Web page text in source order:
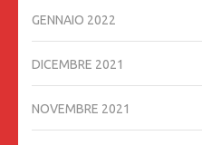
GENNAIO 2022
DICEMBRE 2021
NOVEMBRE 2021